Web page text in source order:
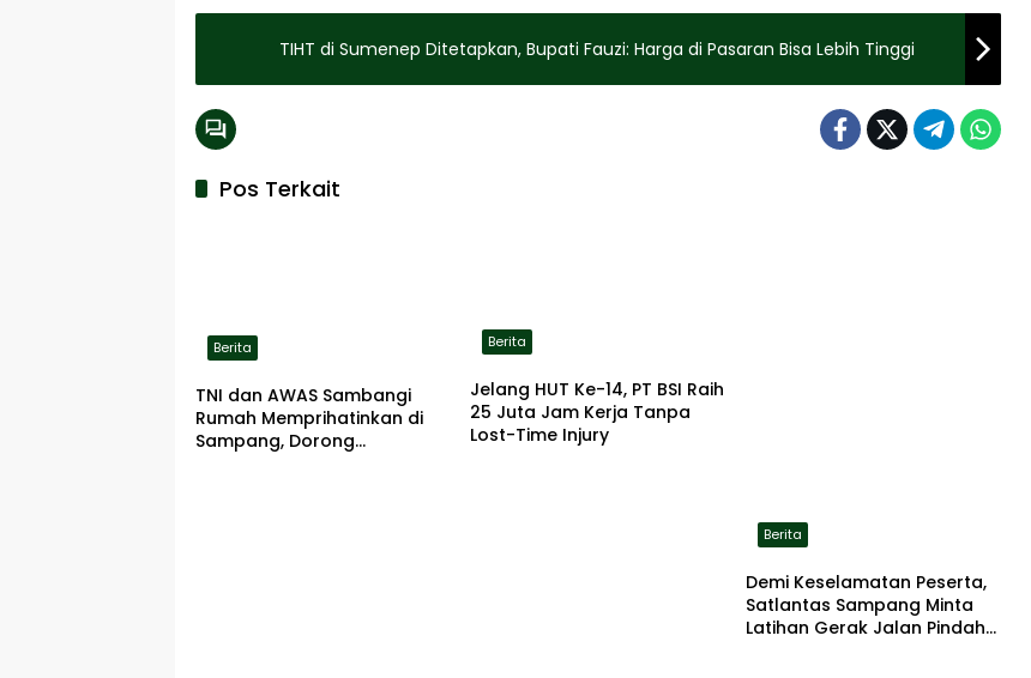
TIHT di Sumenep Ditetapkan, Bupati Fauzi: Harga di Pasaran Bisa Lebih Tinggi
Pos Terkait
Berita
TNI dan AWAS Sambangi
Rumah Memprihatinkan di
Sampang, Dorong
Berita
Jelang HUT Ke-14, PT BSI Raih
25 Juta Jam Kerja Tanpa
Lost-Time Injury
Berita
Demi Keselamatan Peserta,
Satlantas Sampang Minta
Latihan Gerak Jalan Pindah